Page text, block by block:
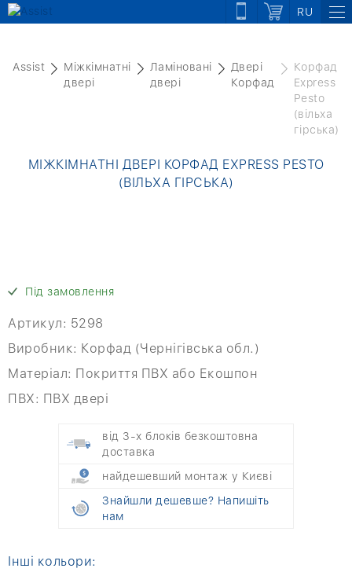
RU
Assist
Міжкімнатні
двері
Ламіновані
двері
Двері
Корфад
Корфад
Express
Pesto
(вільха
гірська)
МІЖКІМНАТНІ ДВЕРІ КОРФАД EXPRESS PESTO
(ВІЛЬХА ГІРСЬКА)
Під замовлення
Артикул: 5298
Виробник: Корфад (Чернігівська обл.)
Матеріал: Покриття ПВХ або Екошпон
ПВХ: ПВХ двері
від 3-х блоків безкоштовна
доставка
найдешевший монтаж у Києві
Знайшли дешевше? Напишіть
нам
Інші кольори: